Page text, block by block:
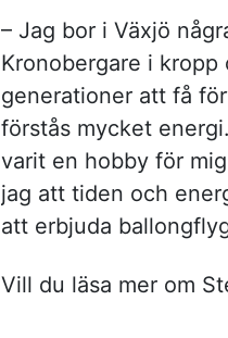
– Jag bor i Växjö
Kronobergare i
generationer att få
förstås mycket
varit en hobby för
jag att tiden och
att erbjuda
Vill du läsa mer om